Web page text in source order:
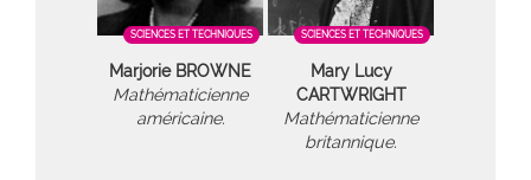
SCIENCES ET TECHNIQUES
Marjorie BROWNE
Mathématicienne
américaine.
SCIENCES ET TECHNIQUES
Mary Lucy
CARTWRIGHT
Mathématicienne
britannique.